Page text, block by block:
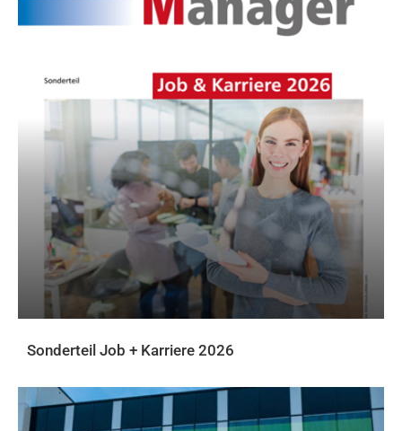
Sonderteil Job + Karriere 2026